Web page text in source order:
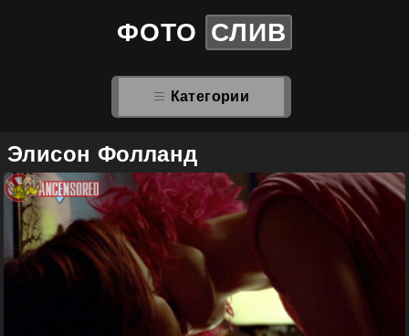
ФОТО СЛИВ
Категории
Элисон Фолланд